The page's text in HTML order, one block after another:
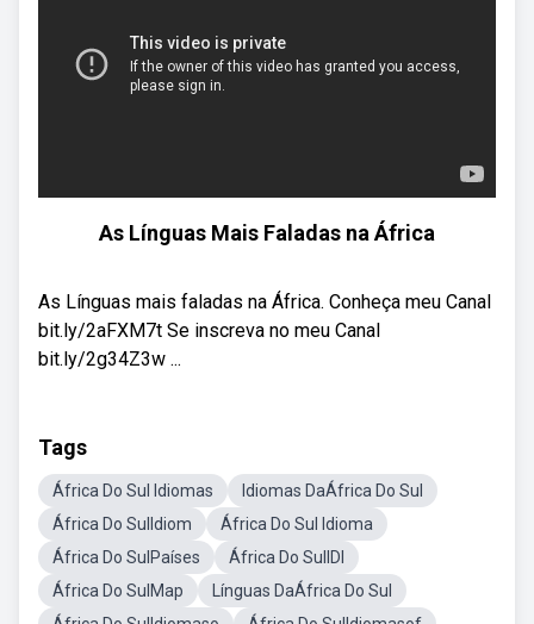
As Línguas Mais Faladas na África
As Línguas mais faladas na África. Conheça meu Canal
bit.ly/2aFXM7t Se inscreva no meu Canal
bit.ly/2g34Z3w ...
Tags
África Do Sul Idiomas
Idiomas DaÁfrica Do Sul
África Do SulIdiom
África Do Sul Idioma
África Do SulPaíses
África Do SulIDI
África Do SulMap
Línguas DaÁfrica Do Sul